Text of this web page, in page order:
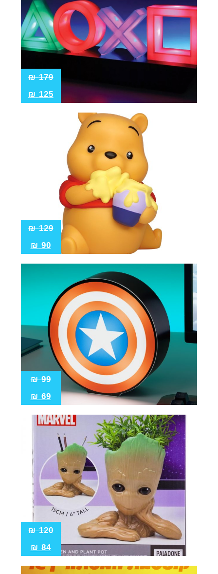
179
₪
125
₪
129
₪
90
₪
99
₪
69
₪
120
₪
84
₪